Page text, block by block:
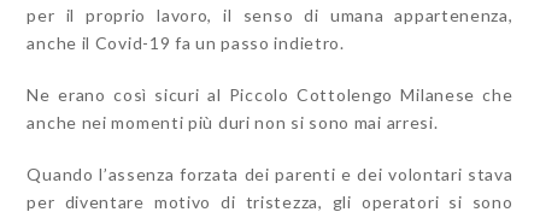
per il proprio lavoro, il senso di umana appartenenza,
anche il Covid-19 fa un passo indietro.
Ne erano così sicuri al Piccolo Cottolengo Milanese che
anche nei momenti più duri non si sono mai arresi.
Quando l’assenza forzata dei parenti e dei volontari stava
per diventare motivo di tristezza, gli operatori si sono